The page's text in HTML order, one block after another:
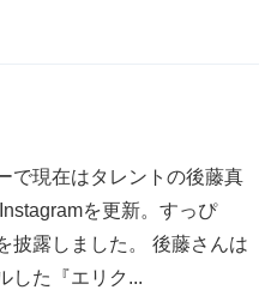
で現在はタレントの後藤真
を更新。すっぴ
披露しました。 後藤さんは
した『エリク...